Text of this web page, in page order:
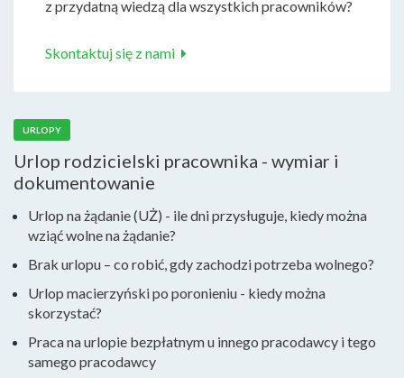
z przydatną wiedzą dla wszystkich pracowników?
Skontaktuj się z nami
URLOPY
Urlop rodzicielski pracownika - wymiar i
dokumentowanie
Urlop na żądanie (UŻ) - ile dni przysługuje, kiedy można
wziąć wolne na żądanie?
Brak urlopu – co robić, gdy zachodzi potrzeba wolnego?
Urlop macierzyński po poronieniu - kiedy można
skorzystać?
Praca na urlopie bezpłatnym u innego pracodawcy i tego
samego pracodawcy